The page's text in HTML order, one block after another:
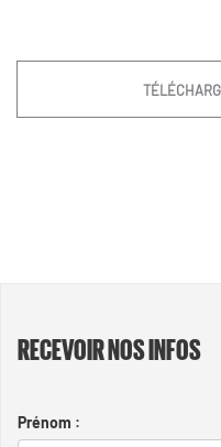
RECEVOIR NOS INFOS
Prénom :